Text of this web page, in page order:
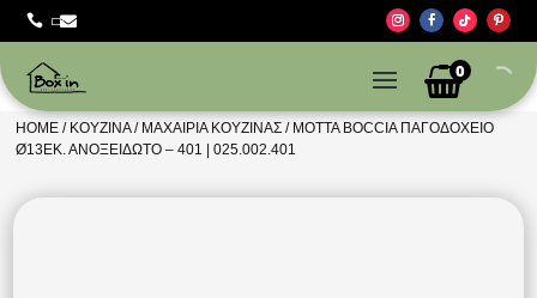
 
0
HOME / ΚΟΥΖΊΝΑ/ ΜΑΧΑΊΡΙΑ ΚΟΥΖΊΝΑΣ / MOTTA BOCCIA ΠΑΓΟΔΟΧΕΙΟ
Ø13ΕΚ. ΑΝΟΞΕΙΔΩΤΟ – 401 | 025.002.401